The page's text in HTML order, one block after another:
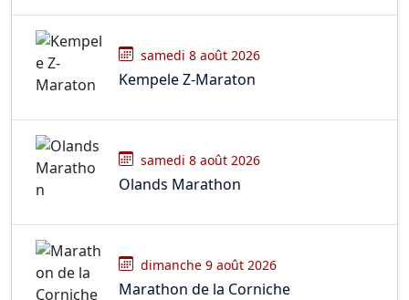
samedi 8 août 2026
Kempele Z-Maraton
samedi 8 août 2026
Olands Marathon
dimanche 9 août 2026
Marathon de la Corniche